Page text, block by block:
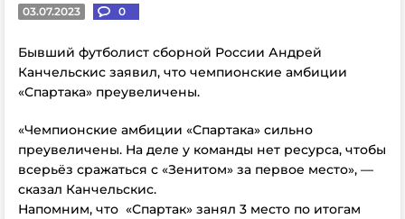
03.07.2023 0
Бывший футболист сборной России Андрей
Канчельскис заявил, что чемпионские амбиции
«Спартака» преувеличены.
«Чемпионские амбиции «Спартака» сильно
преувеличены. На деле у команды нет ресурса, чтобы
всерьёз сражаться с «Зенитом» за первое место», —
сказал Канчельскис.
Напомним, что «Спартак» занял 3 место по итогам